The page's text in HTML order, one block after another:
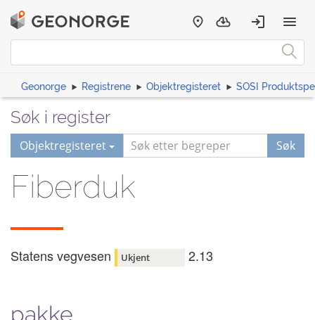
Geonorge Registrene Objektregisteret SOSI
Søk i register
Objektregisteret Søk
Fiberduk
Statens vegvesen Ukjent 2.13
pakke